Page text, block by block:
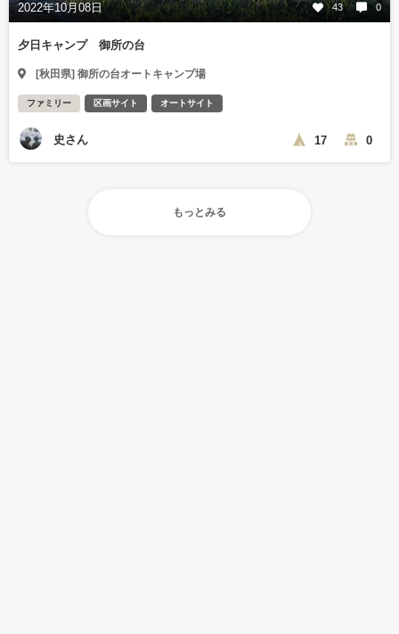
2022年10月08日 43 0
夕日キャンプ 御所の台
[秋田県] 御所の台オートキャンプ場
ファミリー 区画サイト オートサイト
史さん 17 0
もっとみる